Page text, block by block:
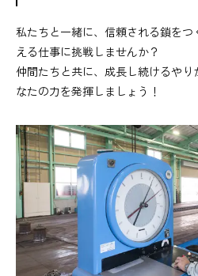
私たちと一緒に、信頼される鎖を
える仕事に挑戦しませんか？
仲間たちと共に、成長し続けるや
なたの力を発揮しましょう！